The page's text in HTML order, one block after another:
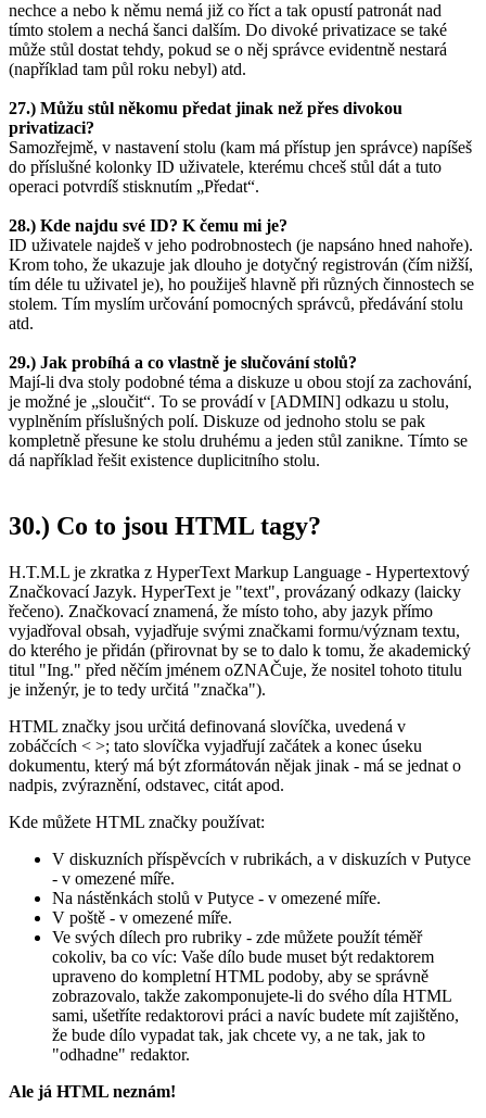
nechce a nebo k němu nemá již co říct a tak opustí patronát nad
tímto stolem a nechá šanci dalším. Do divoké privatizace se také
může stůl dostat tehdy, pokud se o něj správce evidentně nestará
(například tam půl roku nebyl) atd.
27.) Můžu stůl někomu předat jinak než přes divokou
privatizaci?
Samozřejmě, v nastavení stolu (kam má přístup jen správce) napíšeš
do příslušné kolonky ID uživatele, kterému chceš stůl dát a tuto
operaci potvrdíš stisknutím „Předat“.
28.) Kde najdu své ID? K čemu mi je?
ID uživatele najdeš v jeho podrobnostech (je napsáno hned nahoře).
Krom toho, že ukazuje jak dlouho je dotyčný registrován (čím nižší,
tím déle tu uživatel je), ho použiješ hlavně při různých činnostech se
stolem. Tím myslím určování pomocných správců, předávání stolu
atd.
29.) Jak probíhá a co vlastně je slučování stolů?
Mají-li dva stoly podobné téma a diskuze u obou stojí za zachování,
je možné je „sloučit“. To se provádí v [ADMIN] odkazu u stolu,
vyplněním příslušných polí. Diskuze od jednoho stolu se pak
kompletně přesune ke stolu druhému a jeden stůl zanikne. Tímto se
dá například řešit existence duplicitního stolu.
30.) Co to jsou HTML tagy?
H.T.M.L je zkratka z HyperText Markup Language - Hypertextový
Značkovací Jazyk. HyperText je "text", provázaný odkazy (laicky
řečeno). Značkovací znamená, že místo toho, aby jazyk přímo
vyjadřoval obsah, vyjadřuje svými značkami formu/význam textu,
do kterého je přidán (přirovnat by se to dalo k tomu, že akademický
titul "Ing." před něčím jménem oZNAČuje, že nositel tohoto titulu
je inženýr, je to tedy určitá "značka").
HTML značky jsou určitá definovaná slovíčka, uvedená v
zobáčcích < >; tato slovíčka vyjadřují začátek a konec úseku
dokumentu, který má být zformátován nějak jinak - má se jednat o
nadpis, zvýraznění, odstavec, citát apod.
Kde můžete HTML značky používat:
V diskuzních příspěvcích v rubrikách, a v diskuzích v Putyce
- v omezené míře.
Na nástěnkách stolů v Putyce - v omezené míře.
V poště - v omezené míře.
Ve svých dílech pro rubriky - zde můžete použít téměř
cokoliv, ba co víc: Vaše dílo bude muset být redaktorem
upraveno do kompletní HTML podoby, aby se správně
zobrazovalo, takže zakomponujete-li do svého díla HTML
sami, ušetříte redaktorovi práci a navíc budete mít zajištěno,
že bude dílo vypadat tak, jak chcete vy, a ne tak, jak to
"odhadne" redaktor.
Ale já HTML neznám!